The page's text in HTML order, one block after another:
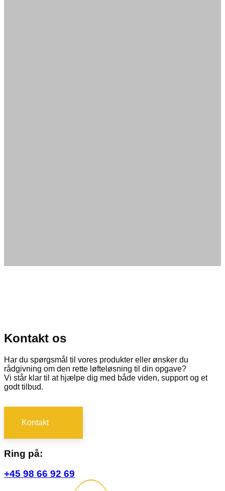
Kontakt os
Har du spørgsmål til vores produkter eller ønsker du
rådgivning om den rette løfteløsning til din opgave?
Vi står klar til at hjælpe dig med både viden, support og et
godt tilbud.
Kontakt
Ring på:
+45 98 66 92 69